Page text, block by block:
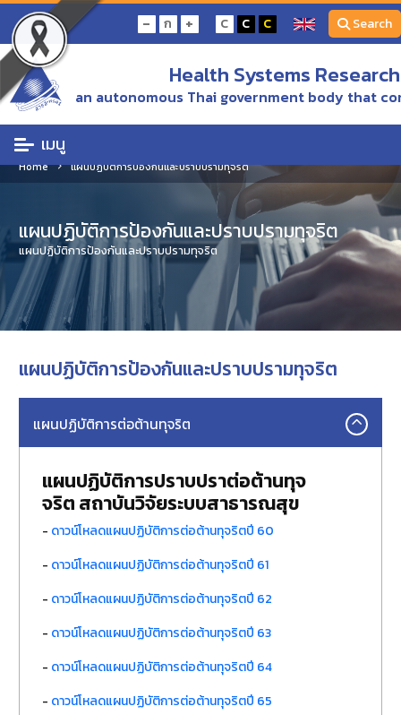
- ก + C C C Search
Health Systems
an autonomous Thai government body that
เมนู
Home แผนปฏิบัติการป้องกันและปราบปรามทุจริต
แผนปฏิบัติการป้องกันและปราบปรามทุจริต
แผนปฏิบัติการป้องกันและปราบปรามทุจริต
แผนปฏิบัติการป้องกันและปราบปรามทุจริต
แผนปฏิบัติการต่อต้านทุจริต
แผนปฏิบัติการปราบปราต่อต้านทุจ
จริต สถาบันวิจัยระบบสาธารณสุข
- ดาวน์โหลดแผนปฏิบัติการต่อต้านทุจริตปี 60
- ดาวน์โหลดแผนปฏิบัติการต่อต้านทุจริตปี 61
- ดาวน์โหลดแผนปฏิบัติการต่อต้านทุจริตปี 62
- ดาวน์โหลดแผนปฏิบัติการต่อต้านทุจริตปี 63
- ดาวน์โหลดแผนปฏิบัติการต่อต้านทุจริตปี 64
- ดาวน์โหลดแผนปฏิบัติการต่อต้านทุจริตปี 65